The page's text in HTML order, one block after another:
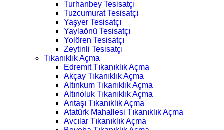
Turhanbey Tesisatçı
Tuzcumurat Tesisatçı
Yaşyer Tesisatçı
Yaylaönü Tesisatçı
Yolören Tesisatçı
Zeytinli Tesisatçı
Tıkanıklık Açma
Edremit Tıkanıklık Açma
Akçay Tıkanıklık Açma
Altınkum Tıkanıklık Açma
Altınoluk Tıkanıklık Açma
Arıtaşı Tıkanıklık Açma
Atatürk Mahallesi Tıkanıklık Açma
Avcılar Tıkanıklık Açma